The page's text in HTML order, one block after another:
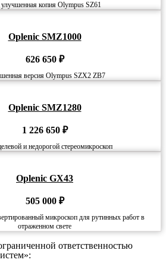
копия Olympus SZ61
Oplenic SMZ1000
626 650 ₽
версия Olympus SZX2 ZB7
Oplenic SMZ1280
1 226 650 ₽
и недорогой стереомикроскоп
Oplenic GX43
505 000 ₽
микроскоп для рутинных работ в
отраженном свете
ответственностью